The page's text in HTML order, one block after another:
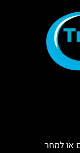
או למחר